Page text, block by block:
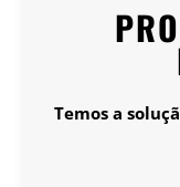
Temos a